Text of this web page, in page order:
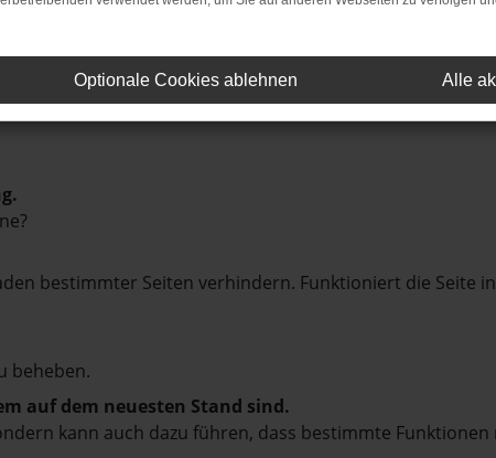
bestimmter Seiten verhindern. Funktioniert die Seite
beheben.
auf dem neuesten Stand sind.
kann auch dazu führen, dass bestimmte
Optionale Cookies ablehnen Alle